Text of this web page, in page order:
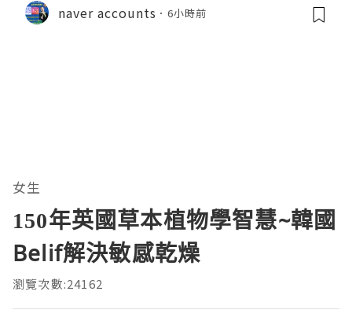
naver accounts 6小時前
女生
150年英國草本植物學智慧~韓國
Belif解決敏感乾燥
瀏覽次數:24162